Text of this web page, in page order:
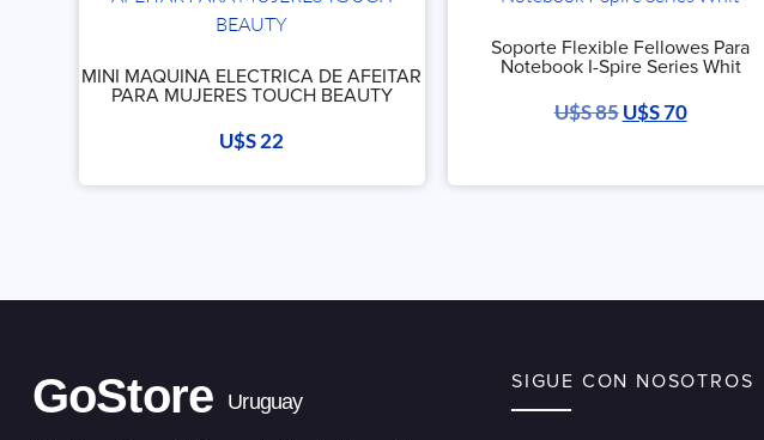
MINI MAQUINA ELECTRICA DE AFEITAR
PARA MUJERES TOUCH BEAUTY
U$S22
Soporte Flexible Fellowes Para
Notebook I-Spire Series Whit
U$S85 U$S70
GoStore Uruguay
SIGUE CON NOSOTROS